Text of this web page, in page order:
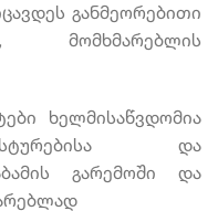
განმეორებითი
მომხმარებლის
ხელმისაწვდომია
და
გარემოში და